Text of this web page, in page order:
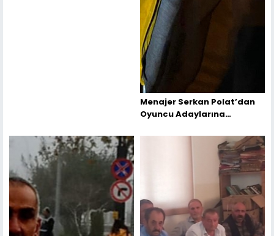
Menajer Serkan Polat’dan
Oyuncu Adaylarına